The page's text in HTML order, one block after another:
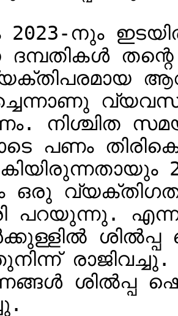
2023-നും
ദമ്പതികൾ
നിശ്ചിത
പണം
ഒരു
പറയുന്നു.
ശിൽപ്പ
ശിൽപ്പ